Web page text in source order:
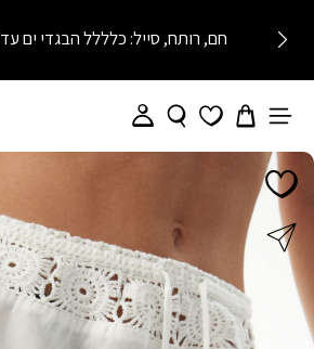
חם, רותח, סייל: כלללל הבגדי ים עד 59.90 ₪ >>